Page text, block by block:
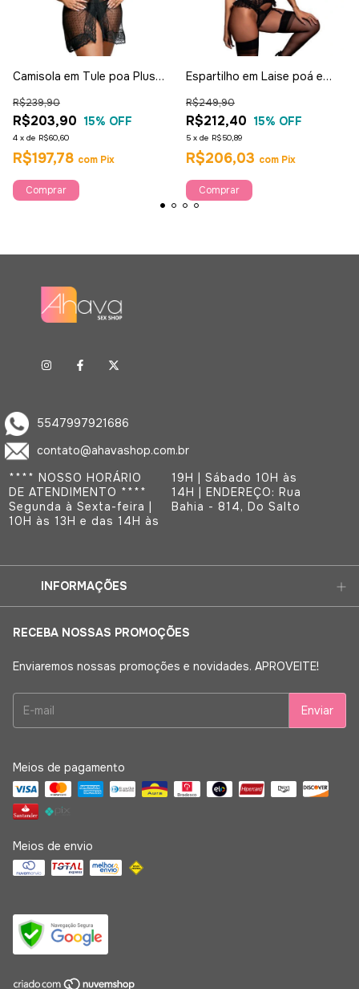
Camisola em Tule poa Plus
Venena
R$203,90
R$239,90
15% OFF
4 x de R$60,60
R$197,78 com Pix
Espartilho em Laise poá e
R$212,40
R$249,90
15% OFF
5 x de R$50,89
R$206,03 com Pix
Comprar
5547997921686
contato@ahavashop.com.br
**** NOSSO HORÁRIO
DE ATENDIMENTO ****
Segunda à Sexta-feira |
10H às 13H e das 14H às
19H | Sábado 10H às
14H | ENDEREÇO: Rua
Bahia - 814, Do Salto
INFORMAÇÕES
RECEBA NOSSAS PROMOÇÕES
Enviaremos nossas promoções e novidades. APROVEITE!
Meios de pagamento
Meios de envio